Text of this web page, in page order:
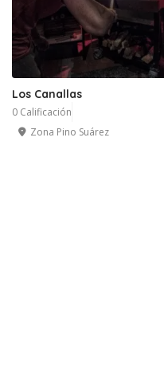
Los Canallas
0 Calificación
Zona Pino Suárez